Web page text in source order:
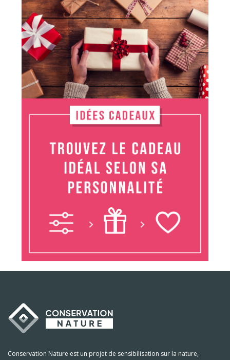
Conservation Nature est un projet de sensibilisation sur la nature,